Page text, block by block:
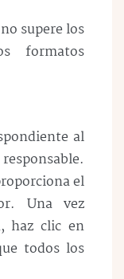
supere los
formatos
al
el
Una vez
haz clic en
todos los